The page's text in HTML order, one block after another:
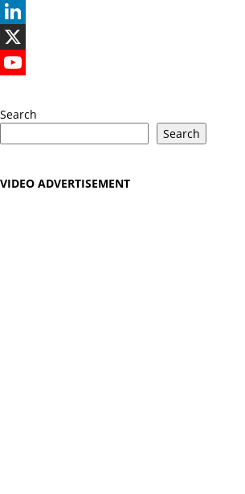
Instagram
LinkedIn
X
Search
Search
VIDEO ADVERTISEMENT